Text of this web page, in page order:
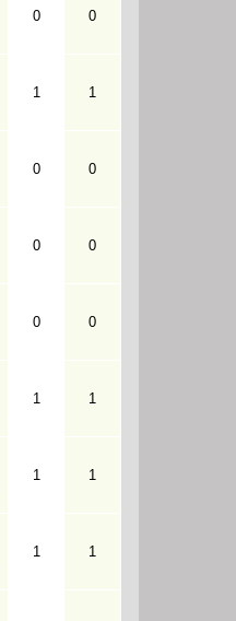
0 0
1 1
0 0
0 0
0 0
1 1
1 1
1 1